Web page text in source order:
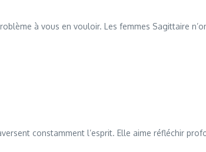
à vous en vouloir. Les femmes Sagittaire
constamment l’esprit. Elle aime réfléchir